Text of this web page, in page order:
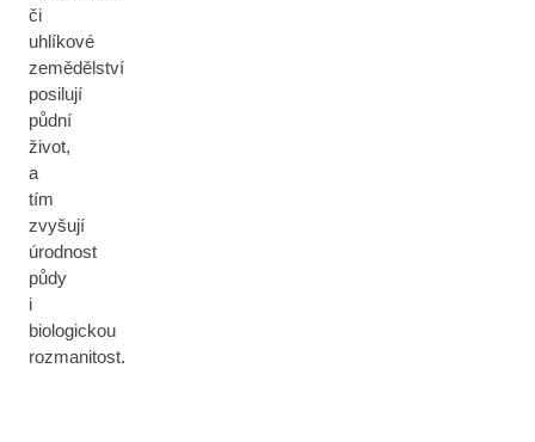
či
uhlíkové
zemědělství
posilují
půdní
život,
a
tím
zvyšují
úrodnost
půdy
i
biologickou
rozmanitost.